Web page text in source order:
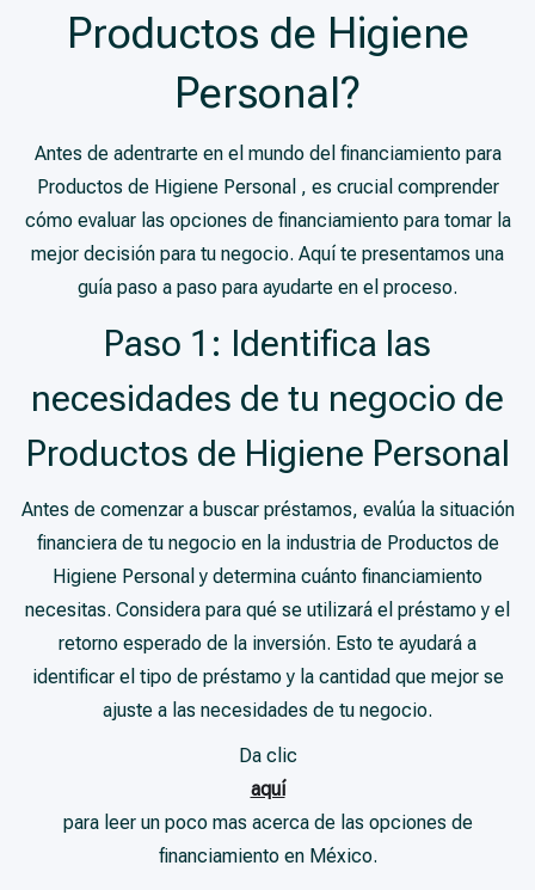
Productos de Higiene
Personal?
Antes de adentrarte en el mundo del financiamiento para
Productos de Higiene Personal , es crucial comprender
cómo evaluar las opciones de financiamiento para tomar la
mejor decisión para tu negocio. Aquí te presentamos una
guía paso a paso para ayudarte en el proceso.
Paso 1: Identifica las
necesidades de tu negocio de
Productos de Higiene Personal
Antes de comenzar a buscar préstamos, evalúa la situación
financiera de tu negocio en la industria de Productos de
Higiene Personal y determina cuánto financiamiento
necesitas. Considera para qué se utilizará el préstamo y el
retorno esperado de la inversión. Esto te ayudará a
identificar el tipo de préstamo y la cantidad que mejor se
ajuste a las necesidades de tu negocio.
Da clic
aquí
para leer un poco mas acerca de las opciones de
financiamiento en México.